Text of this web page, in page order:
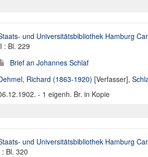
und Universitätsbibliothek Hamburg
: Bl. 229
Brief an Johannes Schlaf
Richard (1863-1920) [Verfasser],
- 1 eigenh. Br. in Kopie
und Universitätsbibliothek Hamburg
: Bl. 320